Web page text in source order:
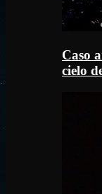
Caso
cielo